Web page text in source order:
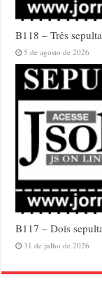
B118 – Três
5 de agosto de 2026
B117 – Dois
31 de julho de 2026